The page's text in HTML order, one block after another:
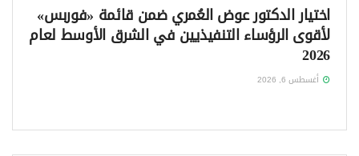
اختيار الدكتور عوض العُمري ضمن قائمة «فوربس»
لأقوى الرؤساء التنفيذيين في الشرق الأوسط لعام
2026
أغسطس 6, 2026